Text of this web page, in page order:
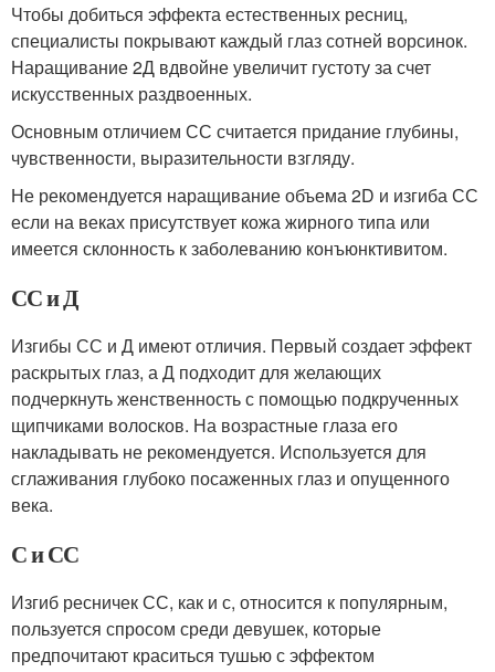
Чтобы добиться эффекта естественных ресниц,
специалисты покрывают каждый глаз сотней ворсинок.
Наращивание 2Д вдвойне увеличит густоту за счет
искусственных раздвоенных.
Основным отличием СС считается придание глубины,
чувственности, выразительности взгляду.
Не рекомендуется наращивание объема 2D и изгиба СС
если на веках присутствует кожа жирного типа или
имеется склонность к заболеванию конъюнктивитом.
СС и Д
Изгибы СС и Д имеют отличия. Первый создает эффект
раскрытых глаз, а Д подходит для желающих
подчеркнуть женственность с помощью подкрученных
щипчиками волосков. На возрастные глаза его
накладывать не рекомендуется. Используется для
сглаживания глубоко посаженных глаз и опущенного
века.
С и СС
Изгиб ресничек СС, как и с, относится к популярным,
пользуется спросом среди девушек, которые
предпочитают краситься тушью с эффектом